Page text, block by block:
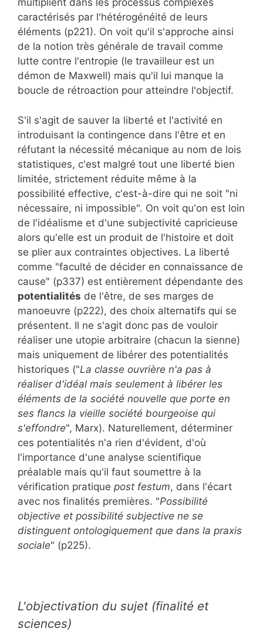
multiplient dans les processus complexes
caractérisés par l'hétérogénéité de leurs
éléments (p221). On voit qu'il s'approche ainsi
de la notion très générale de travail comme
lutte contre l'entropie (le travailleur est un
démon de Maxwell) mais qu'il lui manque la
boucle de rétroaction pour atteindre l'objectif.
S'il s'agit de sauver la liberté et l'activité en
introduisant la contingence dans l'être et en
réfutant la nécessité mécanique au nom de lois
statistiques, c'est malgré tout une liberté bien
limitée, strictement réduite même à la
possibilité effective, c'est-à-dire qui ne soit "ni
nécessaire, ni impossible". On voit qu'on est loin
de l'idéalisme et d'une subjectivité capricieuse
alors qu'elle est un produit de l'histoire et doit
se plier aux contraintes objectives. La liberté
comme "faculté de décider en connaissance de
cause" (p337) est entièrement dépendante des
potentialités de l'être, de ses marges de
manoeuvre (p222), des choix alternatifs qui se
présentent. Il ne s'agit donc pas de vouloir
réaliser une utopie arbitraire (chacun la sienne)
mais uniquement de libérer des potentialités
historiques ("La classe ouvrière n'a pas à
réaliser d'idéal mais seulement à libérer les
éléments de la société nouvelle que porte en
ses flancs la vieille société bourgeoise qui
s'effondre", Marx). Naturellement, déterminer
ces potentialités n'a rien d'évident, d'où
l'importance d'une analyse scientifique
préalable mais qu'il faut soumettre à la
vérification pratique post festum, dans l'écart
avec nos finalités premières. "Possibilité
objective et possibilité subjective ne se
distinguent ontologiquement que dans la praxis
sociale" (p225).
L'objectivation du sujet (finalité et
sciences)